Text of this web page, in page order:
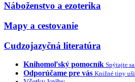
Náboženstvo a ezoterika
Mapy a cestovanie
Cudzojazyčná literatúra
Knihomoľský pomocník Spýtajte
Odporúčame pre vás Knižné tipy